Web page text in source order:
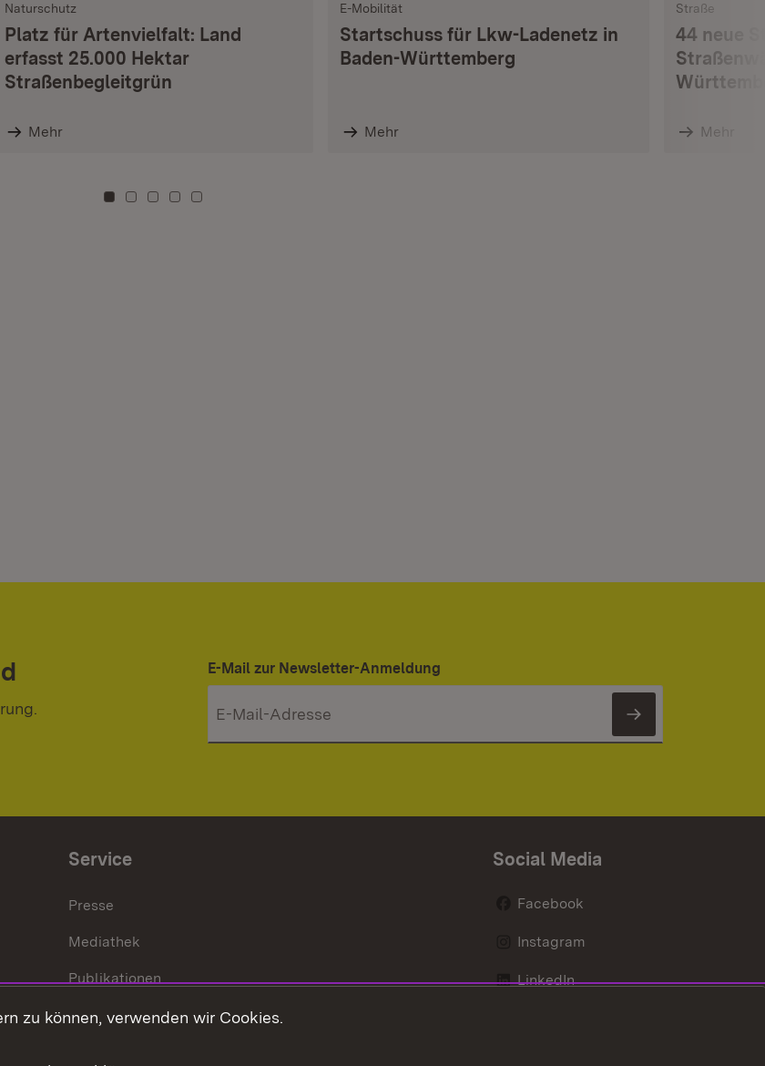
Naturschutz
Platz für Artenvielfalt: Land
erfasst 25.000 Hektar
Straßenbegleitgrün
Mehr
E-Mobilität
Startschuss für Lkw-Ladenetz in
Baden-Württemberg
Mehr
Straße
44 neue
Mehr
Zu Kachel: 0
Zu Kachel: 3
Zu Kachel: 6
Zu Kachel: 9
Zu Kachel: 12
E-Mail zur Newsletter-Anmeldung
Newsletter
Service
Presse
Mediathek
Publikationen
Stellen und Ausbildung
Social Media
Facebook
Instagram
LinkedIn
zu können, verwenden wir Cookies.